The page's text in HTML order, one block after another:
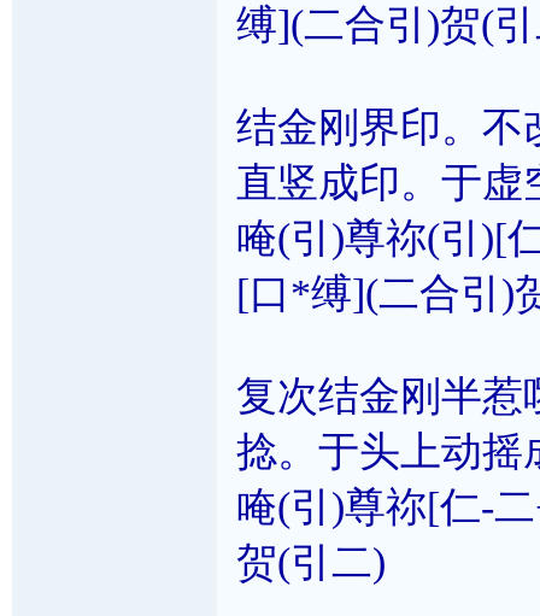
缚](二合引)贺(
结金刚界印。不
直竖成印。于虚
唵(引)尊祢(引)[
[口*缚](二合引)
复次结金刚半惹
捻。于头上动摇
唵(引)尊祢[仁-
贺(引二)